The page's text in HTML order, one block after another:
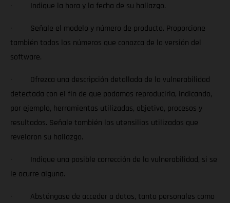
· Indique la hora y la fecha de su hallazgo.
· Señale el modelo y número de producto. Proporcione
también todos los números que conozca de la versión del
software.
· Ofrezca una descripción detallada de la vulnerabilidad
detectada con el fin de que podamos reproducirla, indicando,
por ejemplo, herramientas utilizadas, objetivo, procesos y
resultados. Señale también los utensilios utilizados que
revelaron su hallazgo.
· Indique una posible corrección de la vulnerabilidad, si se
le ocurre alguna.
· Absténgase de acceder a datos, tanto personales como